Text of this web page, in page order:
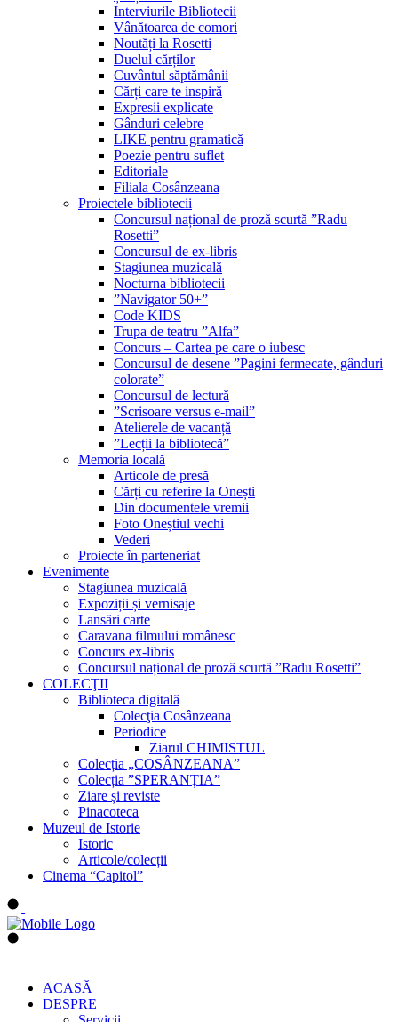
Interviurile Bibliotecii
Vânătoarea de comori
Noutăți la Rosetti
Duelul cărților
Cuvântul săptămânii
Cărți care te inspiră
Expresii explicate
Gânduri celebre
LIKE pentru gramatică
Poezie pentru suflet
Editoriale
Filiala Cosânzeana
Proiectele bibliotecii
Concursul național de proză scurtă ”Radu
Rosetti”
Concursul de ex-libris
Stagiunea muzicală
Nocturna bibliotecii
”Navigator 50+”
Code KIDS
Trupa de teatru ”Alfa”
Concurs – Cartea pe care o iubesc
Concursul de desene ”Pagini fermecate, gânduri
colorate”
Concursul de lectură
”Scrisoare versus e-mail”
Atelierele de vacanță
”Lecții la bibliotecă”
Memoria locală
Articole de presă
Cărți cu referire la Onești
Din documentele vremii
Foto Oneștiul vechi
Vederi
Proiecte în parteneriat
Evenimente
Stagiunea muzicală
Expoziții și vernisaje
Lansări carte
Caravana filmului românesc
Concurs ex-libris
Concursul național de proză scurtă ”Radu Rosetti”
COLECŢII
Biblioteca digitală
Colecţia Cosânzeana
Periodice
Ziarul CHIMISTUL
Colecția „COSÂNZEANA”
Colecția ”SPERANȚIA”
Ziare și reviste
Pinacoteca
Muzeul de Istorie
Istoric
Articole/colecții
Cinema “Capitol”
ACASĂ
DESPRE